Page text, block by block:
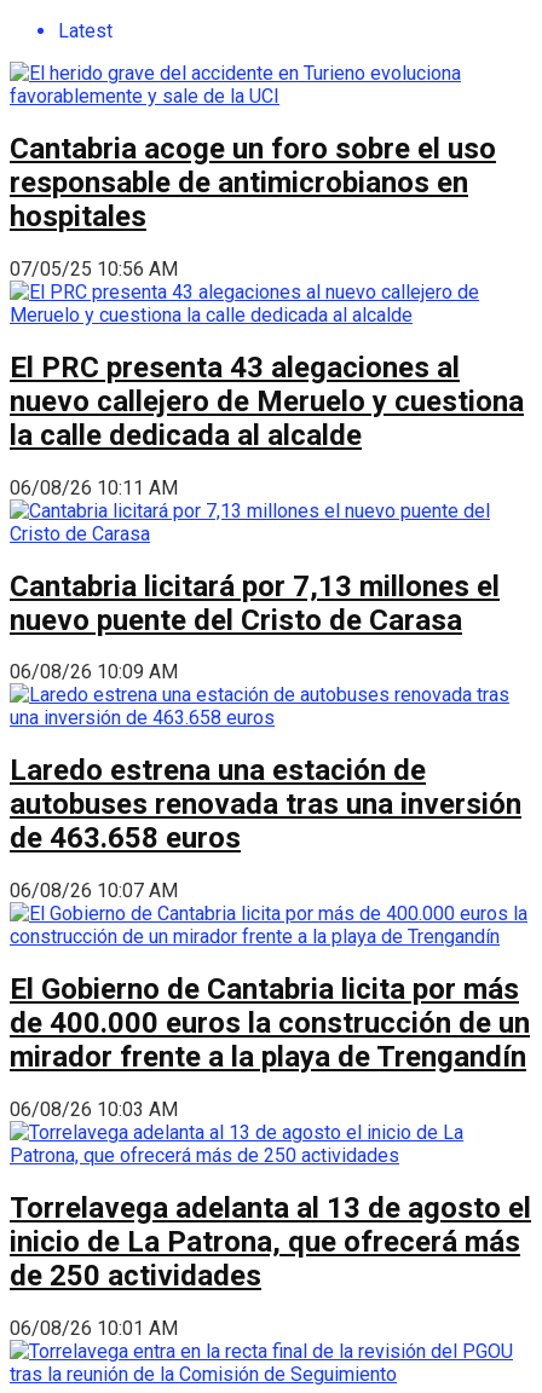
Latest
Cantabria acoge un foro sobre el uso
responsable de antimicrobianos en
hospitales
07/05/25 10:56 AM
El PRC presenta 43 alegaciones al
nuevo callejero de Meruelo y cuestiona
la calle dedicada al alcalde
06/08/26 10:11 AM
Cantabria licitará por 7,13 millones el
nuevo puente del Cristo de Carasa
06/08/26 10:09 AM
Laredo estrena una estación de
autobuses renovada tras una inversión
de 463.658 euros
06/08/26 10:07 AM
El Gobierno de Cantabria licita por más
de 400.000 euros la construcción de un
mirador frente a la playa de Trengandín
06/08/26 10:03 AM
Torrelavega adelanta al 13 de agosto el
inicio de La Patrona, que ofrecerá más
de 250 actividades
06/08/26 10:01 AM